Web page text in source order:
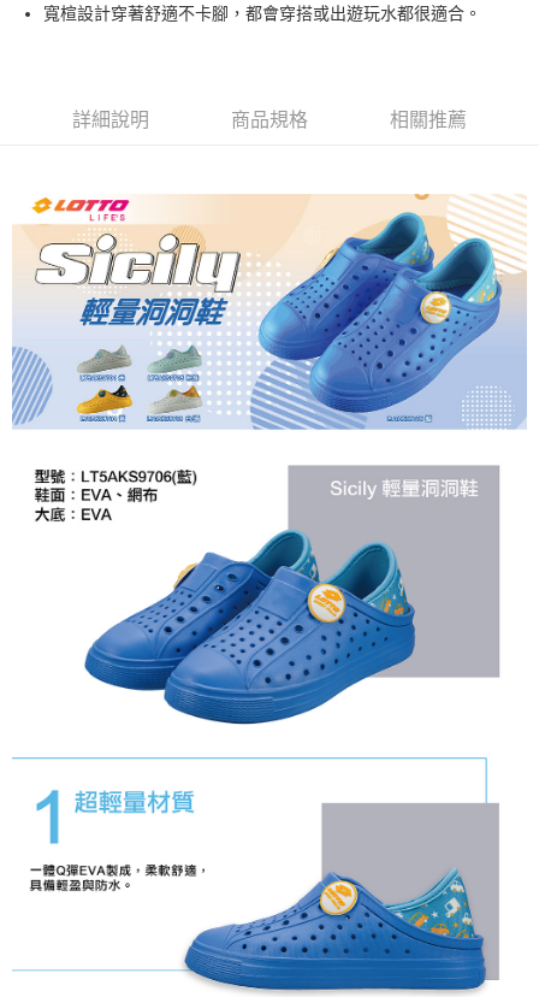
寬楦設計穿著舒適不卡腳，都會穿搭或出遊玩水都很適合。
詳細說明 商品規格 相關推薦